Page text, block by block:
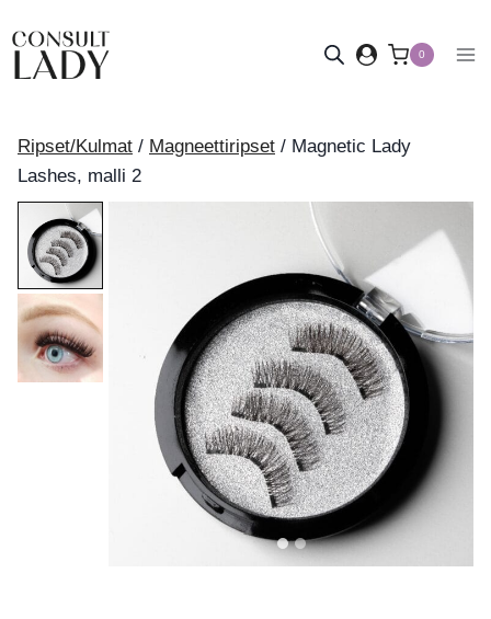
sisältöön
0
Ripset/Kulmat / Magneettiripset / Magnetic Lady
Lashes, malli 2